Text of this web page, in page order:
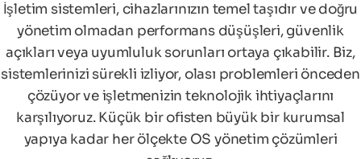
İşletim sistemleri, cihazlarınızın temel taşıdır ve doğru
yönetim olmadan performans düşüşleri, güvenlik
açıkları veya uyumluluk sorunları ortaya çıkabilir. Biz,
sistemlerinizi sürekli izliyor, olası problemleri önceden
çözüyor ve işletmenizin teknolojik ihtiyaçlarını
karşılıyoruz. Küçük bir ofisten büyük bir kurumsal
yapıya kadar her ölçekte OS yönetim çözümleri